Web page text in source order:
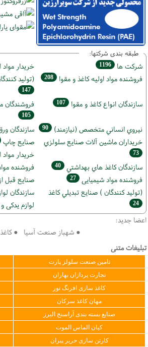
طبقه بندی شرکتها:
شركت ها 1196 خريدار مواد
فروشنده مواد اوليه كاغذ و مقوا 208 (تولید
147
سازندگان انواع کاغذ و مقوا 107 فروشندگان
105
نيروي انساني متخصص (نیازمند) 90 سازندگان ورق كارتن
خریداران ماشين آلات صنايع سلولزي
73
صنايع چاپ
خريدار
سازندگان كاغذ هاي بهداشتي 40 فروشنده
فروشنده مواد شیمیایی 27 صنايع قبل
(تولید كنندگان ) صنايع تبديلي كاغذ
24
سازندگان
لوازم
اعضا جدید:
● شهباز صنعت آسیا ● کاغذ
تبلیغات متنی
تامین صنعت سلولز پارت
تجارت پردازان بهاران
کاغذ سازی افرنگ نور
مهان کاغذ سرکان
صنایع بسته بندی آراسنج البرز
کیان الماس الموت
کارتن سازی حریر پیران